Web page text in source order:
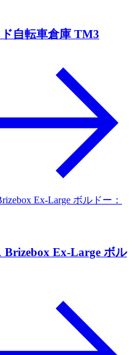
自転車倉庫 TM3
Ex-Large ボル